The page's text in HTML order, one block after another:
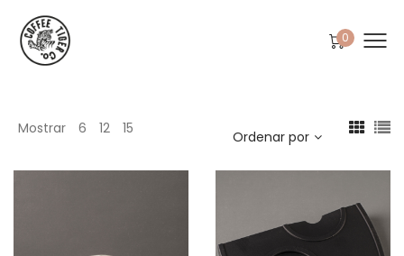
0
Mostrar 6 12 15 Ordenar por